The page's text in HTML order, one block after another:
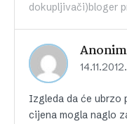
dokupljivači)bloger
Izgleda da će ubrzo
cijena mogla naglo